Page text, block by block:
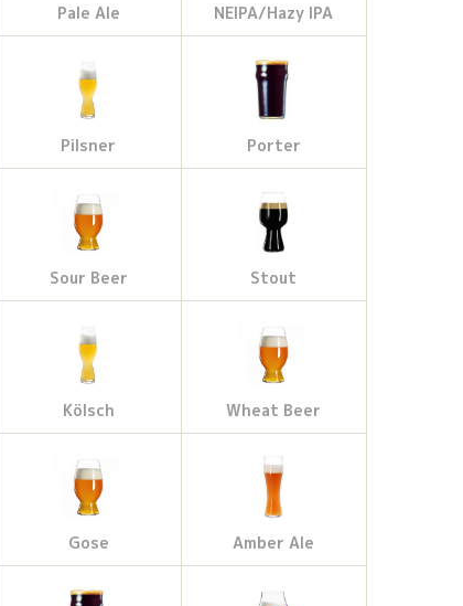
Pale Ale NEIPA/Hazy IPA
Pilsner Porter
Sour Beer Stout
Kölsch Wheat Beer
Gose Amber Ale